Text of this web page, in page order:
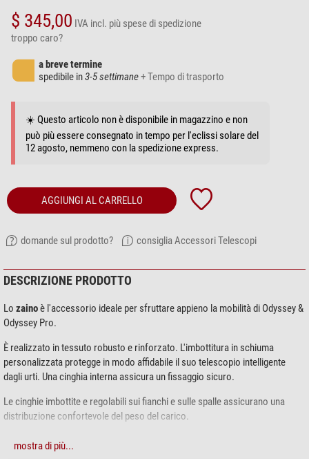
$ 345,00 IVA incl. più spese di spedizione
troppo caro?
a breve termine
spedibile in3-5 settimane+ Tempo di trasporto
☀️ Questo articolo non è disponibile in magazzino e non
può più essere consegnato in tempo per l'eclissi solare del
12 agosto, nemmeno con la spedizione express.
AGGIUNGI AL CARRELLO
domande sul prodotto? consiglia Accessori Telescopi
DESCRIZIONE PRODOTTO
Lo zainoè l'accessorio ideale per sfruttare appieno la mobilità di Odyssey &
Odyssey Pro.
È realizzato in tessuto robusto e rinforzato. L'imbottitura in schiuma
personalizzata protegge in modo affidabile il suo telescopio intelligente
dagli urti. Una cinghia interna assicura un fissaggio sicuro.
Le cinghie imbottite e regolabili sui fianchi e sulle spalle assicurano una
distribuzione confortevole del peso del carico.
Lo zaino protegge anche dalla pioggia e dall'umidità.
mostra di più...